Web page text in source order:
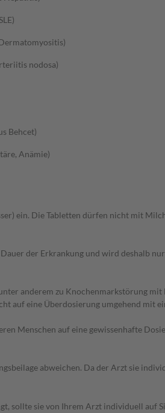
nodosa)
Behcet)
Anämie)
ein. Die Tabletten dürfen nicht mit
der Erkrankung und wird deshalb
anderem zu Knochenmarkstörung
auf eine Überdosierung umgehend mit
Menschen auf eine gewissenhafte
abweichen. Da der Arzt sie
sollte sie von Ihrem Arzt individuell